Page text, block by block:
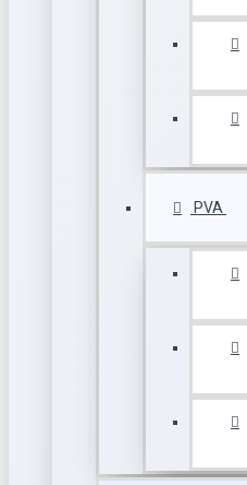
PVA